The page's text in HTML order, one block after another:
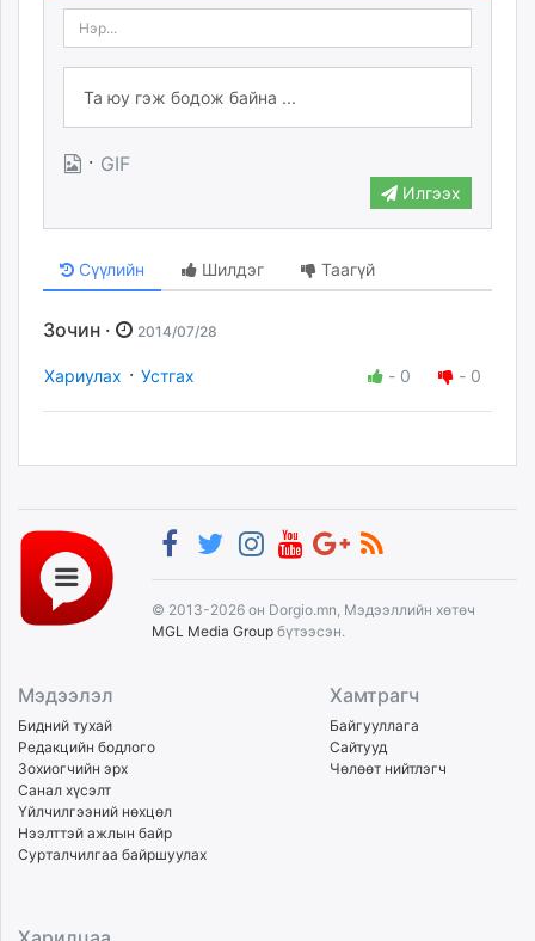
· GIF
Илгээх
Сүүлийн Шилдэг Таагүй
Зочин · 2014/07/28
Хариулах · Устгах - 0 - 0
© 2013-2026 он Dorgio.mn, Мэдээллийн хөтөч
MGL Media Group бүтээсэн.
Мэдээлэл
Бидний тухай
Редакцийн бодлого
Зохиогчийн эрх
Санал хүсэлт
Үйлчилгээний нөхцөл
Нээлттэй ажлын байр
Сурталчилгаа байршуулах
Хамтрагч
Байгууллага
Сайтууд
Чөлөөт нийтлэгч